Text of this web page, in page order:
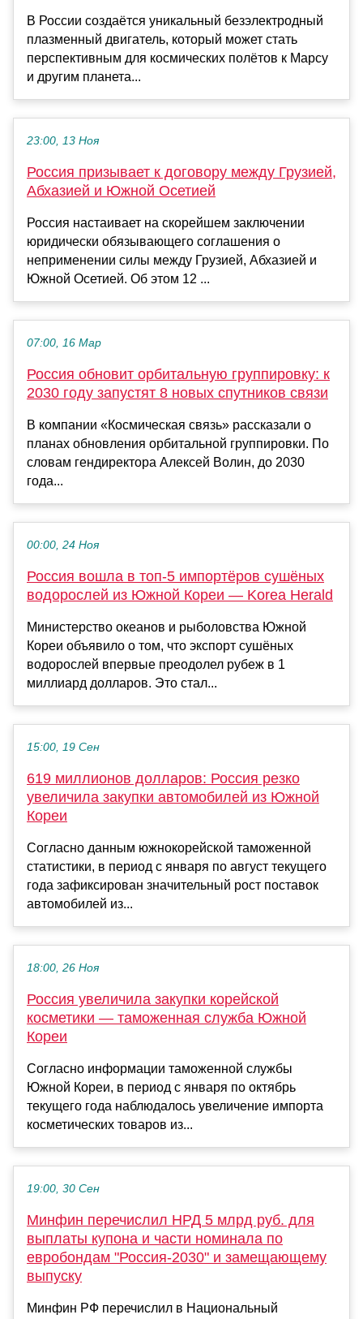
В России создаётся уникальный безэлектродный
плазменный двигатель, который может стать
перспективным для космических полётов к Марсу
и другим планета...
23:00, 13 Ноя
Россия призывает к договору между Грузией,
Абхазией и Южной Осетией
Россия настаивает на скорейшем заключении
юридически обязывающего соглашения о
неприменении силы между Грузией, Абхазией и
Южной Осетией. Об этом 12 ...
07:00, 16 Мар
Россия обновит орбитальную группировку: к
2030 году запустят 8 новых спутников связи
В компании «Космическая связь» рассказали о
планах обновления орбитальной группировки. По
словам гендиректора Алексей Волин, до 2030
года...
00:00, 24 Ноя
Россия вошла в топ-5 импортёров сушёных
водорослей из Южной Кореи — Korea Herald
Министерство океанов и рыболовства Южной
Кореи объявило о том, что экспорт сушёных
водорослей впервые преодолел рубеж в 1
миллиард долларов. Это стал...
15:00, 19 Сен
619 миллионов долларов: Россия резко
увеличила закупки автомобилей из Южной
Кореи
Согласно данным южнокорейской таможенной
статистики, в период с января по август текущего
года зафиксирован значительный рост поставок
автомобилей из...
18:00, 26 Ноя
Россия увеличила закупки корейской
косметики — таможенная служба Южной
Кореи
Согласно информации таможенной службы
Южной Кореи, в период с января по октябрь
текущего года наблюдалось увеличение импорта
косметических товаров из...
19:00, 30 Сен
Минфин перечислил НРД 5 млрд руб. для
выплаты купона и части номинала по
евробондам "Россия-2030" и замещающему
выпуску
Минфин РФ перечислил в Национальный